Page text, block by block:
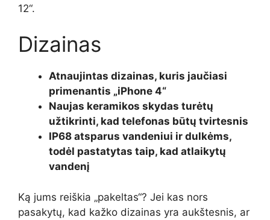
12“.
Dizainas
Atnaujintas dizainas, kuris jaučiasi
primenantis „iPhone 4“
Naujas keramikos skydas turėtų
užtikrinti, kad telefonas būtų tvirtesnis
IP68 atsparus vandeniui ir dulkėms,
todėl pastatytas taip, kad atlaikytų
vandenį
Ką jums reiškia „pakeltas“? Jei kas nors
pasakytų, kad kažko dizainas yra aukštesnis, ar